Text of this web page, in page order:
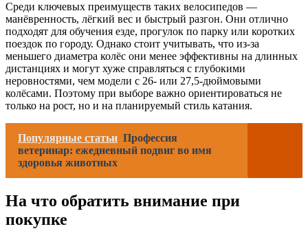
Среди ключевых преимуществ таких велосипедов —
манёвренность, лёгкий вес и быстрый разгон. Они отлично
подходят для обучения езде, прогулок по парку или коротких
поездок по городу. Однако стоит учитывать, что из-за
меньшего диаметра колёс они менее эффективны на длинных
дистанциях и могут хуже справляться с глубокими
неровностями, чем модели с 26- или 27,5-дюймовыми
колёсами. Поэтому при выборе важно ориентироваться не
только на рост, но и на планируемый стиль катания.
Популярные статьи Профессия
ветеринар: ежедневный подвиг во имя
здоровья животных
На что обратить внимание при
покупке